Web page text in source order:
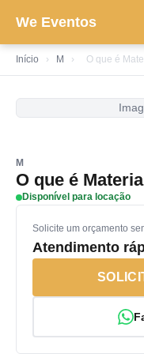
We Eventos
Início › M › O que é
M
O que é
Disponível para locação
Solicite um orçamento
Atendimento